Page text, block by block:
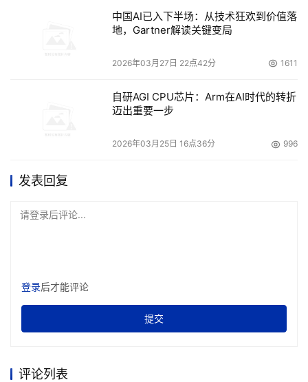
观点九：我们检测到的Mirai和 Gafgyt 仍旧是当今世界范围
Linux/IoT DDoS家族
2020年，伏影实验室追踪到这两个家族的C&C地址就超过
4~5个C&C。这些C&C攻击了超过22万个IP和域名，平均
中国AI已入下半场：从技术狂欢到价值落
地，Gartner解读关键变局
2026年03月27日 22点42分 1611
自研AGI CPU芯片：Arm在AI时代的转折
迈出重要一步
2026年03月25日 16点36分 996
发表回复
请登录后评论...
登录后才能评论
提交
评论列表